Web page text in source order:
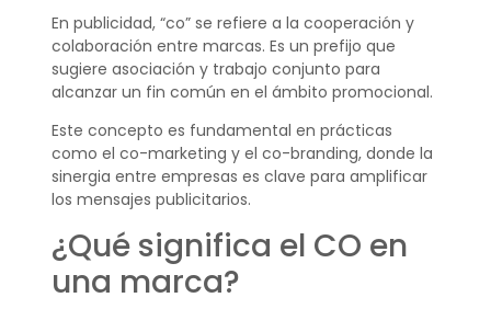
En publicidad, “co” se refiere a la cooperación y
colaboración entre marcas. Es un prefijo que
sugiere asociación y trabajo conjunto para
alcanzar un fin común en el ámbito promocional.
Este concepto es fundamental en prácticas
como el co-marketing y el co-branding, donde la
sinergia entre empresas es clave para amplificar
los mensajes publicitarios.
¿Qué significa el CO en
una marca?